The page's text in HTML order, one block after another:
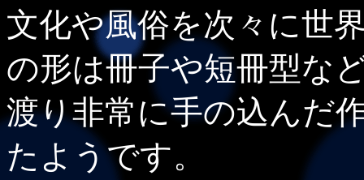
文化や風俗を次々に世
の形は冊子や短冊型な
渡り非常に手の込んだ
たようです。